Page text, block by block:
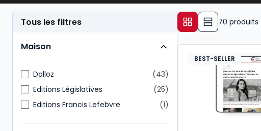
Tous les filtres
Maison
Dalloz
43
Editions Législatives
25
Editions Francis Lefebvre
1
70 produits
BEST-SELLER